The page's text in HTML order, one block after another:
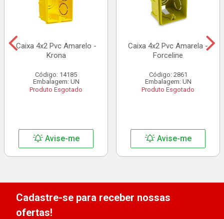
Caixa 4x2 Pvc Amarelo -
Krona
Código: 14185
Embalagem: UN
Produto Esgotado
Avise-me
Caixa 4x2 Pvc Amarela -
Forceline
Código: 2861
Embalagem: UN
Produto Esgotado
Avise-me
Cadastre-se para receber nossas
ofertas!